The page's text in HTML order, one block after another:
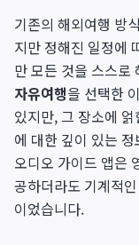
기존의 해외여행 방
지만 정해진 일정에
만 모든 것을 스스로
자유여행을 선택한
있지만, 그 장소에
에 대한 깊이 있는
오디오 가이드 앱은
공하더라도 기계적
이었습니다.